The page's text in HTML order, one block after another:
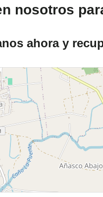
nosotros
ahora y